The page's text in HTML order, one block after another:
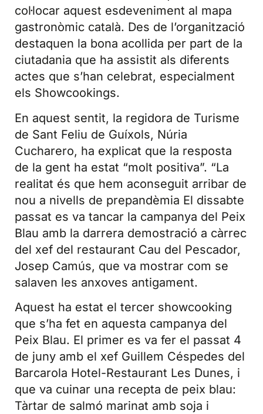
col·locar aquest esdeveniment al mapa
gastronòmic català. Des de l’organització
destaquen la bona acollida per part de la
ciutadania que ha assistit als diferents
actes que s’han celebrat, especialment
els Showcookings.
En aquest sentit, la regidora de Turisme
de Sant Feliu de Guíxols, Núria
Cucharero, ha explicat que la resposta
de la gent ha estat “molt positiva”. “La
realitat és que hem aconseguit arribar de
nou a nivells de prepandèmia El dissabte
passat es va tancar la campanya del Peix
Blau amb la darrera demostració a càrrec
del xef del restaurant Cau del Pescador,
Josep Camús, que va mostrar com se
salaven les anxoves antigament.
Aquest ha estat el tercer showcooking
que s’ha fet en aquesta campanya del
Peix Blau. El primer es va fer el passat 4
de juny amb el xef Guillem Céspedes del
Barcarola Hotel-Restaurant Les Dunes, i
que va cuinar una recepta de peix blau:
Tàrtar de salmó marinat amb soja i